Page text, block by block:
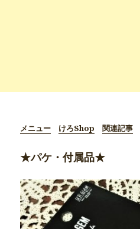
メニュー けろShop 関連記事
★パケ・付属品★